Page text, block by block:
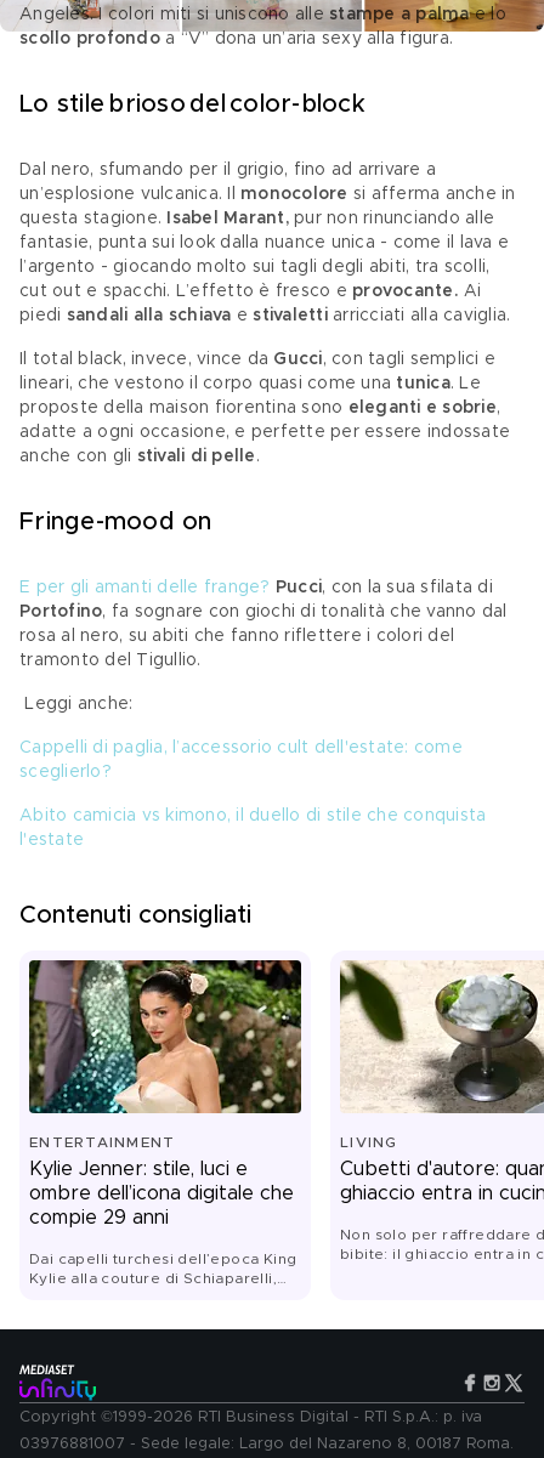
Angeles. I colori miti si uniscono alle stampe a palma e lo
scollo profondo a “V” dona un’aria sexy alla figura.
Lo stile brioso del color-block
Dal nero, sfumando per il grigio, fino ad arrivare a
un’esplosione vulcanica. Il monocolore si afferma anche in
questa stagione.
Isabel Marant, pur non rinunciando alle
fantasie, punta sui look dalla nuance unica - come il lava e
l’argento - giocando molto sui tagli degli abiti, tra scolli,
cut out e spacchi. L’effetto è fresco e provocante. Ai
piedi sandali alla schiava e stivaletti arricciati alla caviglia.
Il total black, invece, vince da Gucci, con tagli semplici e
lineari, che vestono il corpo quasi come una tunica. Le
proposte della maison fiorentina sono eleganti e sobrie,
adatte a ogni occasione, e perfette per essere indossate
anche con gli stivali di pelle .
Fringe-mood on
E per gli amanti delle frange? Pucci, con la sua sfilata di
Portofino, fa sognare con giochi di tonalità che vanno dal
rosa al nero, su abiti che fanno riflettere i colori del
tramonto del Tigullio.
Leggi anche:
Cappelli di paglia, l’accessorio cult dell'estate: come
sceglierlo?
Abito camicia vs kimono, il duello di stile che conquista
l'estate
Contenuti consigliati
ENTERTAINMENT
Kylie Jenner: stile, luci e
ombre dell’icona digitale che
compie 29 anni
Dai capelli turchesi dell’epoca King
Kylie alla couture di Schiaparelli,
compleanno. Ritratto di una star
che ha trasformato la propria
immagine in un linguaggio,
contraddizioni
LIVING
Cubetti d'autore:
ghiaccio entra in
Non solo per raffreddare
bibite: il ghiaccio entra in
trasformano nell'alleato
Copyright ©1999-2026 RTI Business Digital - RTI S.p.A.: p. iva
03976881007 - Sede legale: Largo del Nazareno 8, 00187 Roma.